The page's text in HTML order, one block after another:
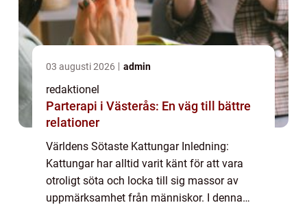
03 augusti 2026 admin
redaktionel
Parterapi i Västerås: En väg till bättre
relationer
Världens Sötaste Kattungar Inledning:
Kattungar har alltid varit känt för att vara
otroligt söta och locka till sig massor av
uppmärksamhet från människor. I denna